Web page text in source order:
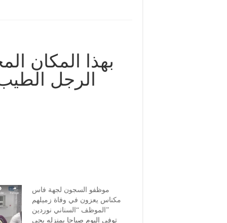
بهذا المكان
الرجل
موظفو السجون لجهة فاس
مكناس يعزون في وفاة زميلهم
الموظف “السناني نوردين”
توفي اليوم صباحا بمنزله بحي